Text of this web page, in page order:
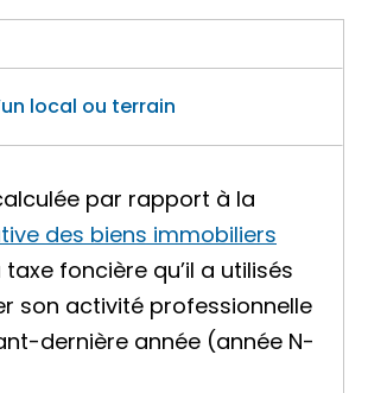
local ou terrain
par rapport à la
des biens immobiliers
foncière qu’il a utilisés
son activité professionnelle
dernière année (année N-